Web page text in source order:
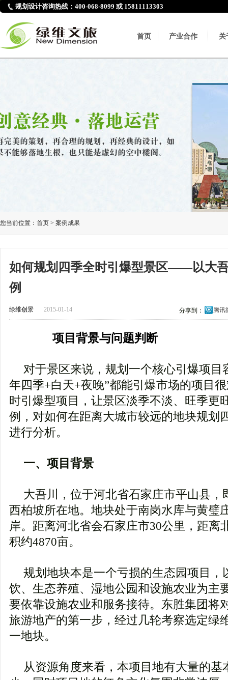
规划设计咨询热线：400-068-8099 或 15811113303
首页 产业合作 关
您当前位置： 首页 > 案例成果
如何规划四季全时引爆型景区——以大
例
绿维创景 2015-01-14 分享到： 腾讯
项目背景与问题判断
对于景区来说，规划一个核心引爆项目
年四季+白天+夜晚”都能引爆市场的项目
时引爆型项目，让景区淡季不淡、旺季更
例，对如何在距离大城市较远的地块规划
进行分析。
一、项目背景
大吾川，位于河北省石家庄市平山县
西柏坡所在地。地块处于南岗水库与黄璧
岸。距离河北省会石家庄市30公里，距离
积约4870亩。
规划地块本是一个亏损的生态园项目，
饮、生态养殖、湿地公园和设施农业为主
要依靠设施农业和服务接待。东胜集团将
旅游地产的第一步，经过几轮考察选定绿
一地块。
从资源角度来看，本项目地有大量的基